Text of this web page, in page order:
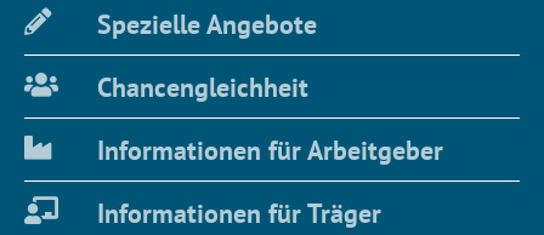
Spezielle Angebote
Chancengleichheit
Informationen für Arbeitgeber
Informationen für Träger